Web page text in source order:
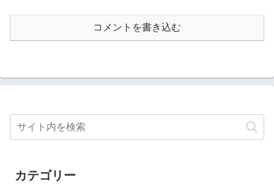
コメントを書き込む
カテゴリー